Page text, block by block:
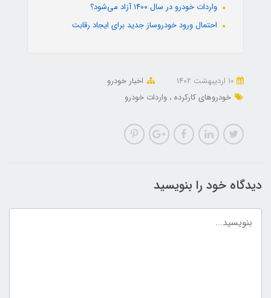
واردات خودرو در سال ۱۴۰۰ آزاد می‌شود؟
احتمال ورود خودروساز جدید برای ایجاد رقابت
اخبار خودرو
خودروهای کارکرده واردات خودرو
دیدگاه خود را بنویسید